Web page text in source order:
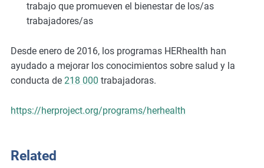
trabajo que promueven el bienestar de los/as
trabajadores/as
Desde enero de 2016, los programas HERhealth han
ayudado a mejorar los conocimientos sobre salud y la
conducta de 218 000 trabajadoras.
https://herproject.org/programs/herhealth
Related